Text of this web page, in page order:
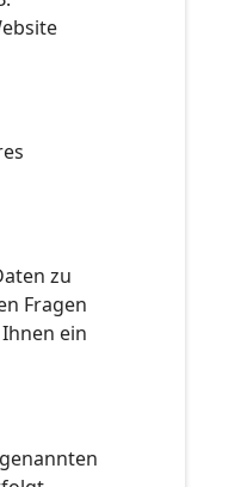
zu
Fragen
ein